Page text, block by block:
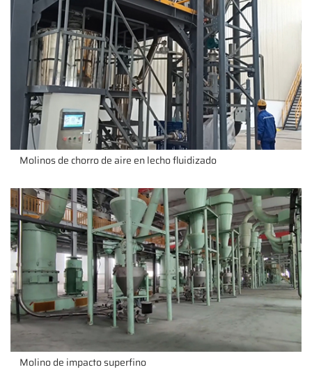
Molinos de chorro de aire en lecho fluidizado
Molino de impacto superfino